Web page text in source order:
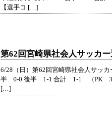
【選手コ […]
第62回宮崎県社会人サッカ
6/28（日）第62回宮崎県社会人サッ
半 0-0 後半 1-1 合計 1-1 （PK 3-4
[…]